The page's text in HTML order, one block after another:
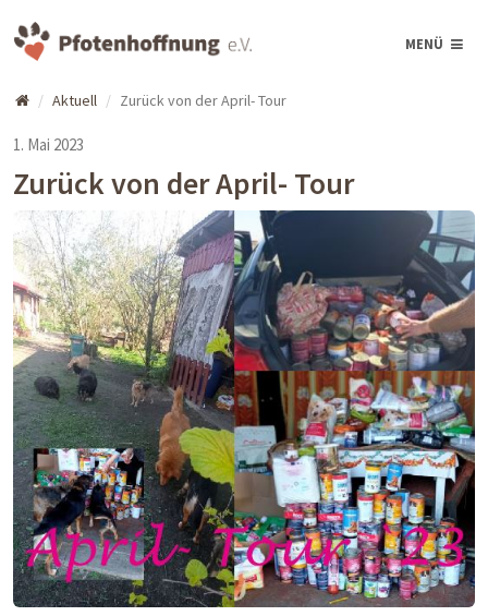
MENÜ
Aktuell Zurück von der April- Tour
1. Mai 2023
Zurück von der April- Tour